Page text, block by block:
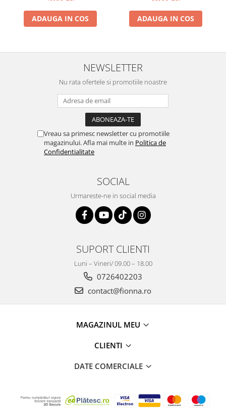
ADAUGA IN COS ADAUGA IN COS
NEWSLETTER
Nu rata ofertele si promotiile noastre
Vreau sa primesc newsletter cu promotiile
magazinului. Afla mai multe in Politica de
Confidentialitate
SOCIAL
Urmareste-ne in social media
SUPORT CLIENTI
Luni – Vineri/ 09.00 – 18.00
0726402203
contact@fionna.ro
MAGAZINUL MEU
CLIENTI
DATE COMERCIALE